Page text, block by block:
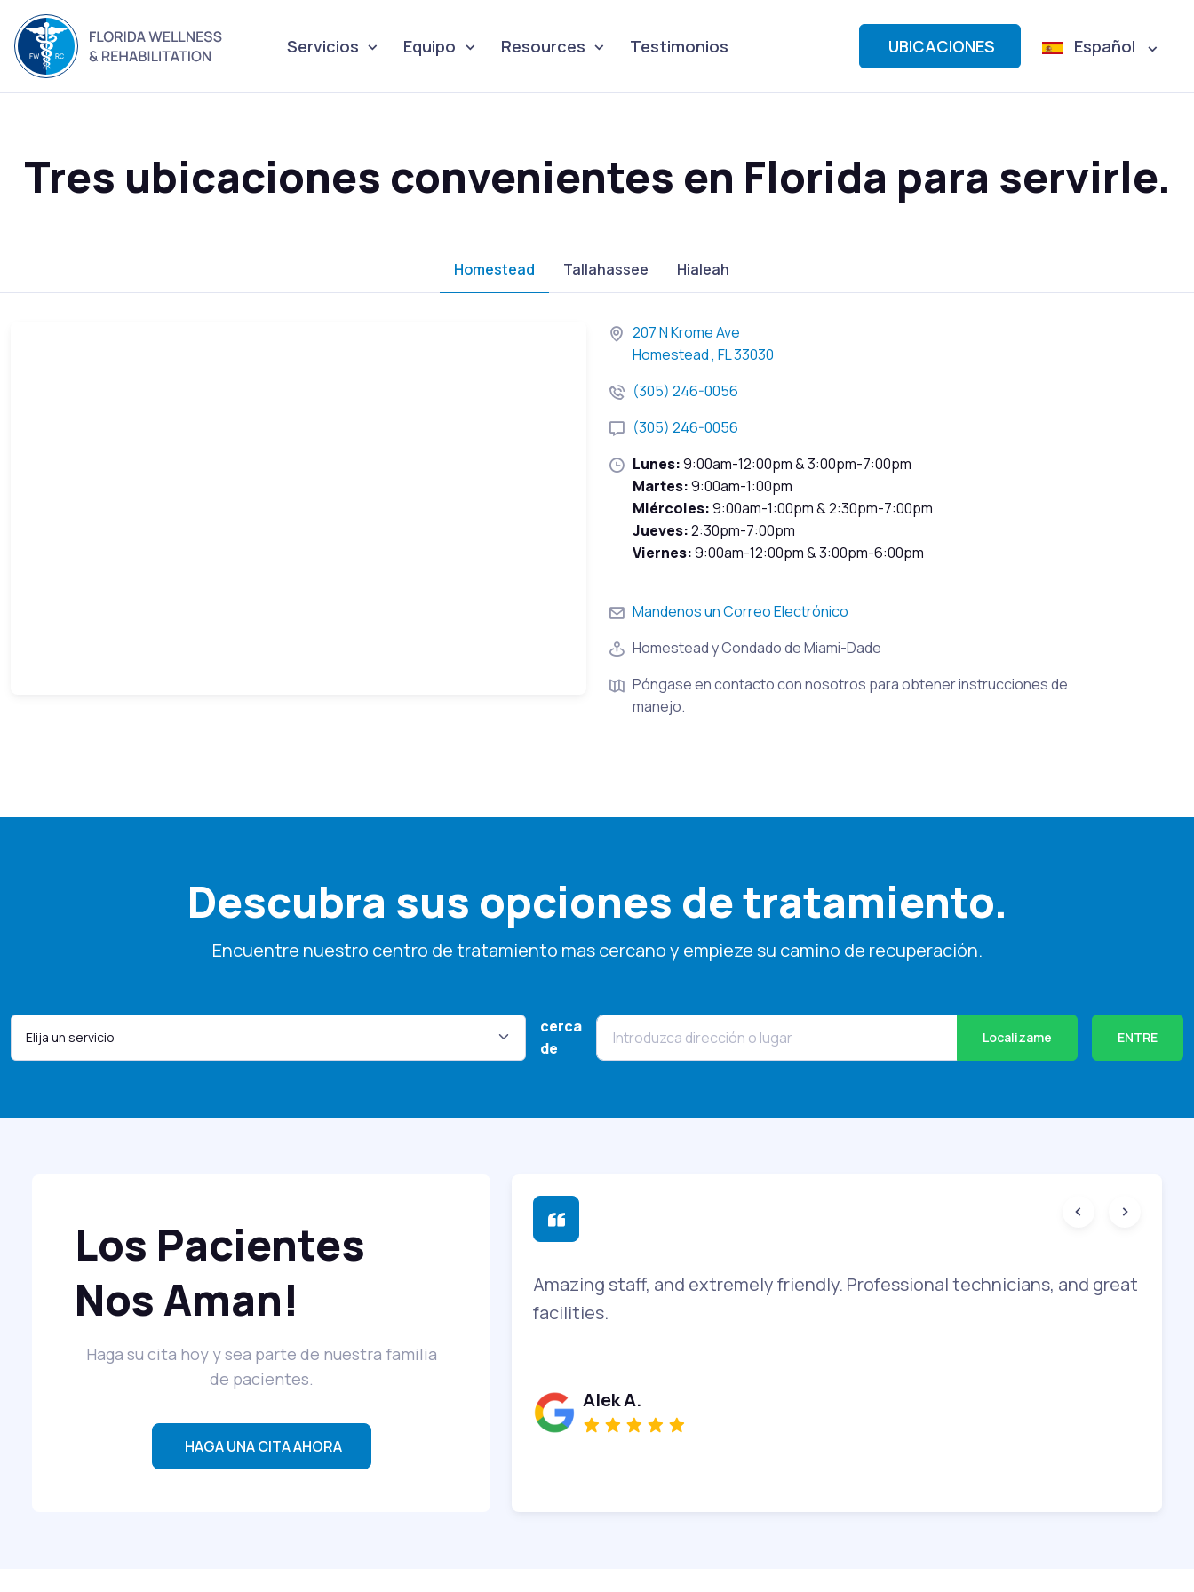
Servicios Equipo Resources Testimonios UBICACIONES Español
Tres ubicaciones convenientes en Florida para servirle.
Homestead Tallahassee Hialeah
207 N Krome Ave
Homestead , FL 33030
(305) 246-0056
(305) 246-0056
Lunes:9:00am-12:00pm & 3:00pm-7:00pm
Martes:9:00am-1:00pm
Miércoles:9:00am-1:00pm & 2:30pm-7:00pm
Jueves:2:30pm-7:00pm
Viernes:9:00am-12:00pm & 3:00pm-6:00pm
Mandenos un Correo Electrónico
Homestead y Condado de Miami-Dade
Póngase en contacto con nosotros para obtener instrucciones de
manejo.
Descubra sus opciones de tratamiento.
Encuentre nuestro centro de tratamiento mas cercano y empieze su camino de recuperación.
cerca
de
Localizame ENTRE
Los Pacientes
Nos Aman!
Haga su cita hoy y sea parte de nuestra familia
de pacientes.
HAGA UNA CITA AHORA
were amazing, very professional and helped me al lot in
I feel great again.
Amazing staff, and extremely friendly. Professional technicians, and great
facilities.
Alek A.